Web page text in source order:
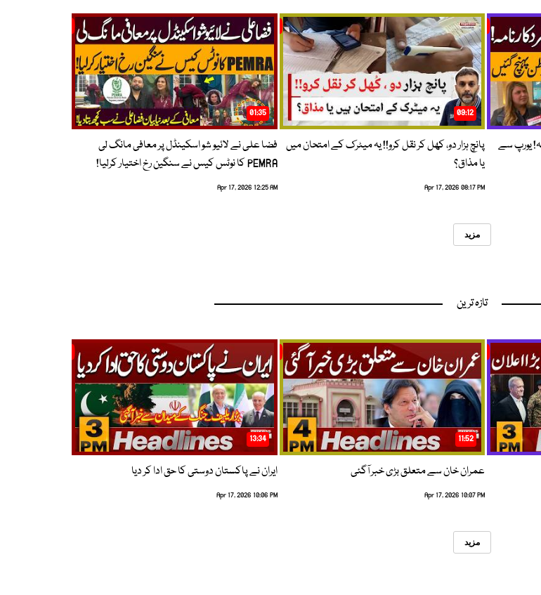
یورپ سے
09:12
پانچ ہزار دو، کھل کر نقل کرو!! یہ میٹرک کے امتحان میں
یا مذاق؟
Apr 17, 2026 08:17 PM
01:35
فضا علی نے لائیو شو اسکینڈل پر معافی مانگ لی
PEMRA کا نوٹس کیس نے سنگین رخ اختیار کرلیا!
Apr 17, 2026 12:25 AM
مزید
تازہ ترین
11:52
عمران خان سے متعلق بڑی خبر آگئی
Apr 17, 2026 10:07 PM
13:34
ایران نے پاکستان دوستی کا حق ادا کر دیا
Apr 17, 2026 10:06 PM
مزید